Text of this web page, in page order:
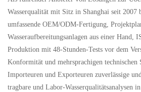
Unternehmen von großer Bedeutung ist.
Hochdichtefermentation ist die
Sauerstoffgehalts in der
Schlüsselfaktor für die Produktsynthese.
schnelle und genaue Online-
deren rechtzeitige Anpassung
Fermentation.
Wasserqualität mit Sitz in Shanghai seit 2007
umfassende OEM/ODM-Fertigung,
Wasseraufbereitungsanlagen aus einer Hand,
Produktion mit 48-Stunden-Tests vor dem
Konformität und mehrsprachigen technischen
Importeuren und Exporteuren zuverlässige
tragbare und Labor-Wasserqualitätsanalysen